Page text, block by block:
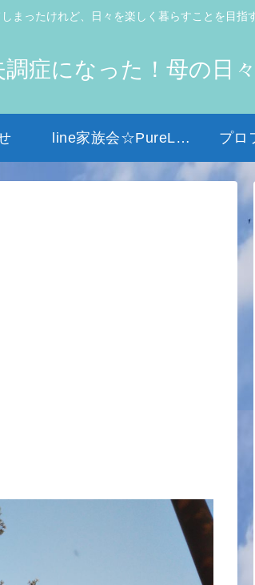
まったけれど、日々を楽しく暮らすことを目指
症になった！母の日々
line家族会☆PureLight☆ プロ